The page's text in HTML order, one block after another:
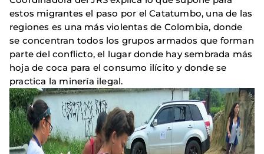
estos migrantes el paso por el Catatumbo, una de las
regiones es una más violentas de Colombia, donde
se concentran todos los grupos armados que forman
parte del conflicto, el lugar donde hay sembrada más
hoja de coca para el consumo ilícito y donde se
practica la minería ilegal.